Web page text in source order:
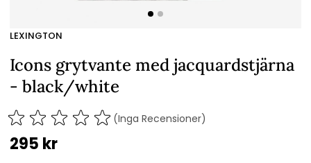
LEXINGTON
Icons grytvante med jacquardstjärna
- black/white
(Inga Recensioner)
295 kr